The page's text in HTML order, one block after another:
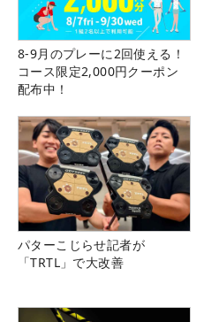
8-9月のプレーに2回使える！
コース限定2,000円クーポン
配布中！
パターこじらせ記者が
「TRTL」で大改善